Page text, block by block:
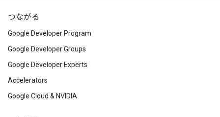
つながる
Google Developer Program
Google Developer Groups
Google Developer Experts
Accelerators
Google Cloud & NVIDIA